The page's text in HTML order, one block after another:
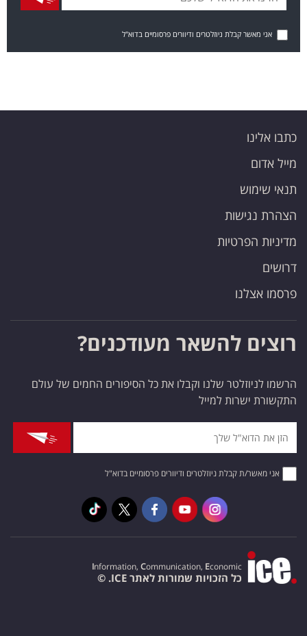
אני מאשר קבלת ניוזלטרים ודיוורים פרסומיים בדוא"ל
כתבו אלינו
מייל אדום
תנאי שימוש
הצהרת נגישות
מדיניות הפרטיות
דרושים
פרסמו אצלנו
רוצים להשאר מעודכנים?
הרשמו לניוזלטר שלנו וקבלו את כל הסיפורים החמים של עולם
התקשורת ישרות למייל
אני מאשר/ת קבלת ניוזלטרים ודיוורים פרסומיים בדוא"ל
Information, Communication, Economic
כל הזכויות שמורות לאתר ICE. ©